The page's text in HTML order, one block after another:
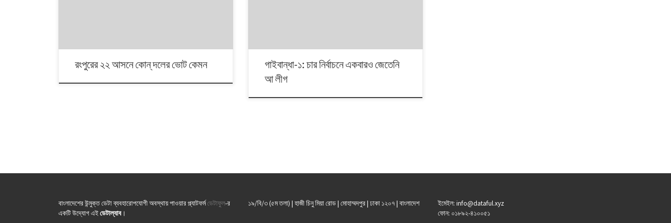
রংপুরের ২২ আসনে কোন্ দলের ভোট কেমন
গাইবান্ধা-১: চার নির্বাচনে একবারও জেতেনি
আ লীগ
বাংলাদেশের উন্মুক্ত ডেটা ব্যবহারোপযোগী অবস্থায় পাওয়ার প্ল্যাটফর্মডেটাফুল-র
একটি উদ্যোগ এইডেটাল্যাব ।
১৯/বি/৩ (৫ম তলা) | হাজী চিনু মিয়া রোড | মোহাম্মদপুর | ঢাকা ১২০৭ | বাংলাদেশ
ইমেইল: info@dataful.xyz
ফোন: ০১৮৯২-৪১০০৫১